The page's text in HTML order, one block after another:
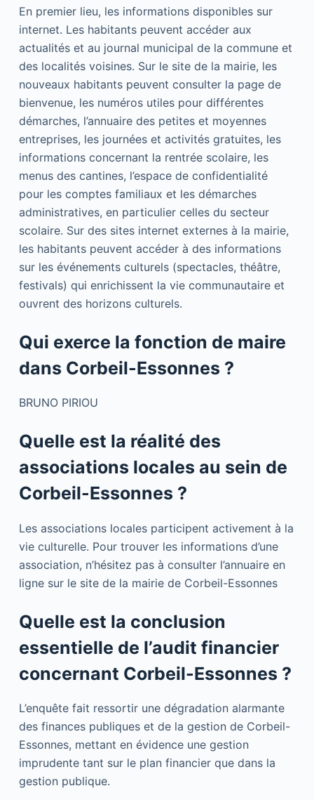
En premier lieu, les informations disponibles sur
internet. Les habitants peuvent accéder aux
actualités et au journal municipal de la commune et
des localités voisines. Sur le site de la mairie, les
nouveaux habitants peuvent consulter la page de
bienvenue, les numéros utiles pour différentes
démarches, l’annuaire des petites et moyennes
entreprises, les journées et activités gratuites, les
informations concernant la rentrée scolaire, les
menus des cantines, l’espace de confidentialité
pour les comptes familiaux et les démarches
administratives, en particulier celles du secteur
scolaire. Sur des sites internet externes à la mairie,
les habitants peuvent accéder à des informations
sur les événements culturels (spectacles, théâtre,
festivals) qui enrichissent la vie communautaire et
ouvrent des horizons culturels.
Qui exerce la fonction de maire
dans Corbeil-Essonnes ?
BRUNO PIRIOU
Quelle est la réalité des
associations locales au sein de
Corbeil-Essonnes ?
Les associations locales participent activement à la
vie culturelle. Pour trouver les informations d’une
association, n’hésitez pas à consulter l’annuaire en
ligne sur le site de la mairie de Corbeil-Essonnes
Quelle est la conclusion
essentielle de l’audit financier
concernant Corbeil-Essonnes ?
L’enquête fait ressortir une dégradation alarmante
des finances publiques et de la gestion de Corbeil-
Essonnes, mettant en évidence une gestion
imprudente tant sur le plan financier que dans la
gestion publique.